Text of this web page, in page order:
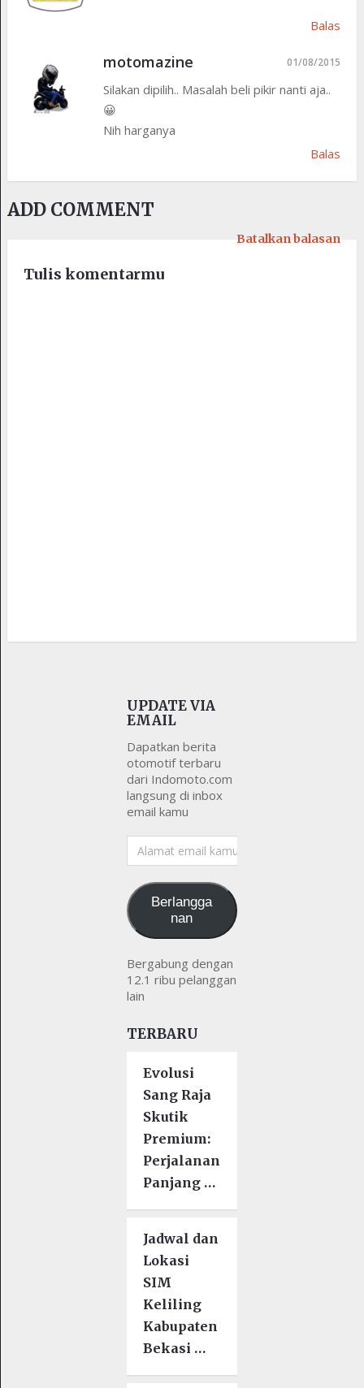
Balas
motomazine 01/08/2015
Silakan dipilih.. Masalah beli pikir nanti aja..
😀
Nih harganya
Balas
ADD COMMENT
Tulis komentarmu
Batalkan balasan
UPDATE VIA
EMAIL
Dapatkan berita
otomotif terbaru
dari Indomoto.com
langsung di inbox
email kamu
Alamat
email
Berlangga
nan
Bergabung dengan
12.1 ribu pelanggan
lain
TERBARU
Evolusi
Sang Raja
Skutik
Premium:
Perjalanan
Panjang …
Jadwal dan
Lokasi
SIM
Keliling
Kabupaten
Bekasi …